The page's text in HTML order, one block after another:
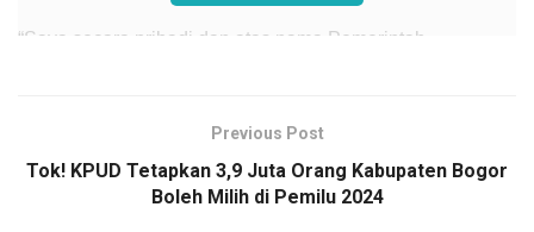
“Saya secara pribadi dan atas nama Pemerintah
untuk menunaikan ibadah haji menjadi tamu Allah SWT di
tanah suci,” katanya.
Previous Post
Tok! KPUD Tetapkan 3,9 Juta Orang Kabupaten Bogor
Boleh Milih di Pemilu 2024